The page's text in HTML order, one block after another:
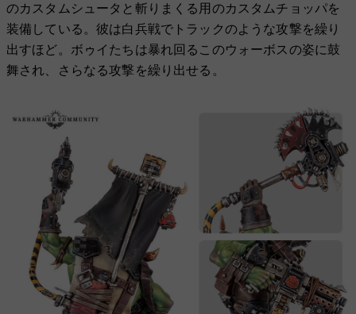
のカスタムシュータと斬りまくる用のカスタムチョッパを
装備している。彼は白兵戦でトラックのような攻撃を繰り
出すほど。ボゥイたちは暴れ回るこのウォーボスの姿に鼓
舞され、さらなる攻撃を繰り出せる。